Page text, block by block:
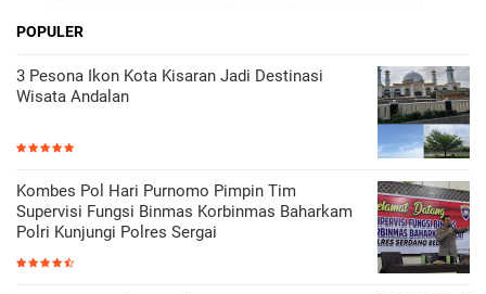
POPULER
3 Pesona Ikon Kota Kisaran Jadi Destinasi
Wisata Andalan
Kombes Pol Hari Purnomo Pimpin Tim
Supervisi Fungsi Binmas Korbinmas Baharkam
Polri Kunjungi Polres Sergai